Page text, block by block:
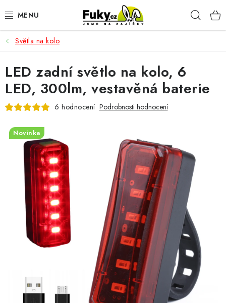
na
AUTO-MOTO
HOBBY A ZAHRADA
SPORT A OUTDOOR
ELEKTRONIKA
KANCELÁŘSKÉ POTŘEBY
Kontakty Doprava a platba
Český e-shop
Vrácení a reklamace
Odložené platby a splátky
Obchodní podmínky
Podmínky ochrany osobních údajů
Moje objednávka
Světla na kolo
LED zadní světlo na kolo, 6
LED, 300lm, vestavěná baterie
6 hodnocení Podrobnosti hodnocení
Novinka